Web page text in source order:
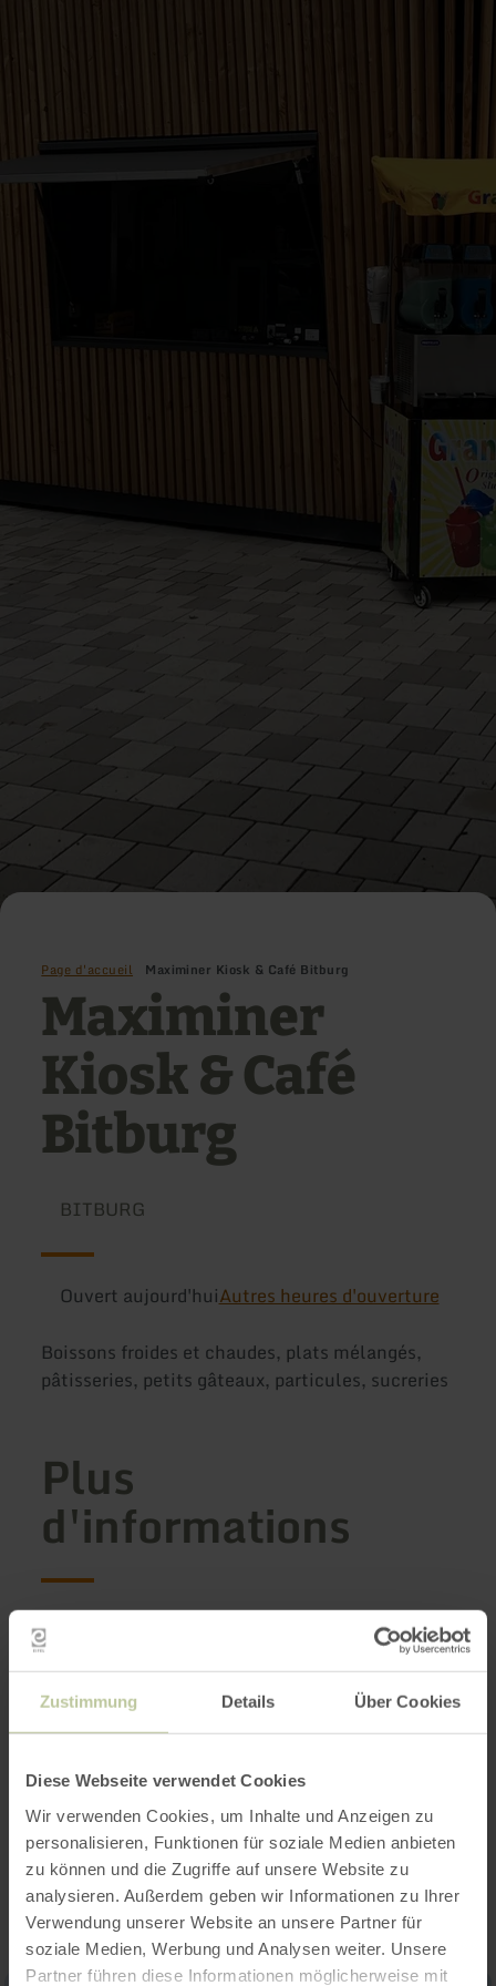
Zustimmung Details Über Cookies
Diese Webseite verwendet Cookies
Wir verwenden Cookies, um Inhalte und Anzeigen zu
personalisieren, Funktionen für soziale Medien anbieten
zu können und die Zugriffe auf unsere Website zu
analysieren. Außerdem geben wir Informationen zu Ihrer
Verwendung unserer Website an unsere Partner für
soziale Medien, Werbung und Analysen weiter. Unsere
Partner führen diese Informationen möglicherweise mit
Page d'accueil Maximiner Kiosk & Café Bitburg
Maximiner
Kiosk & Café
Bitburg
BITBURG
Ouvert aujourd'huiAutres heures d'ouverture
Boissons froides et chaudes, plats mélangés,
pâtisseries, petits gâteaux, particules, sucreries
Plus
d'informations
Caractéristiques / Particularités
Impressions